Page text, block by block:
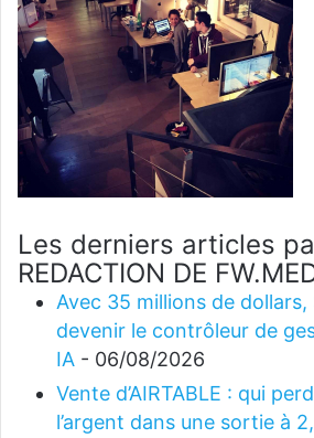
Les derniers articles
REDACTION DE
Avec 35 millions de dollars,
devenir le contrôleur de
IA - 06/08/2026
Vente d’AIRTABLE : qui
l’argent dans une sortie à